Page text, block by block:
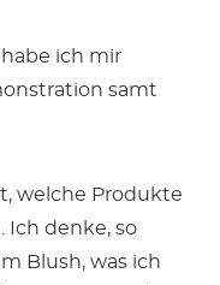
ich mir
samt
welche Produkte
Ich denke, so
Blush, was ich